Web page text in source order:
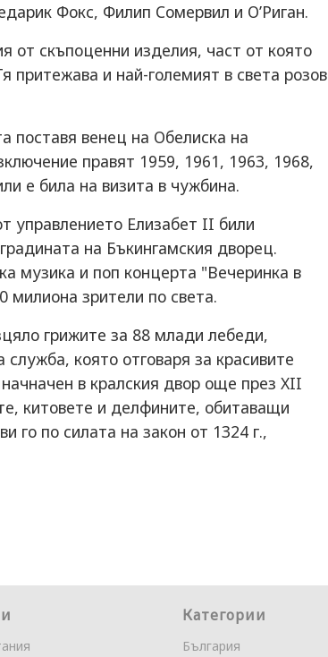
Фокс, Филип Сомервил и О’Риган.
от скъпоценни изделия, част от която
притежава и най-големият в света розов
поставя венец на Обелиска на
правят 1959, 1961, 1963, 1968,
е била на визита в чужбина.
управлението Елизабет II били
на Бъкингамския дворец.
музика и поп концерта "Вечеринка в
милиона зрители по света.
грижите за 88 млади лебеди,
която отговаря за красивите
в кралския двор още през XII
китовете и делфините, обитаващи
го по силата на закон от 1324 г.,
Категории
България